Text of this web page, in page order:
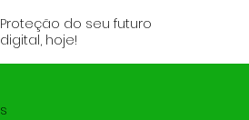
Proteção do seu futuro
digital, hoje!